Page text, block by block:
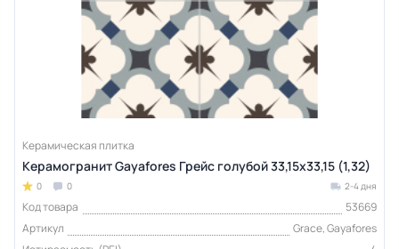
Керамическая плитка
Керамогранит Gayafores Грейс голубой 33,15x33,15 (1,32)
0 0 2-4 дня
Код товара
53669
Артикул
Grace, Gayafores